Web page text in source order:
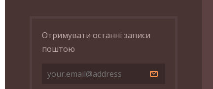
Отримувати останні записи
поштою